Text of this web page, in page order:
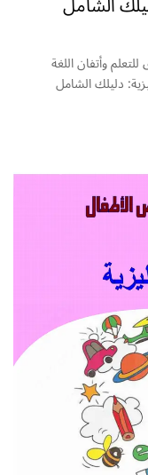
وأتفان اللغة
دليلك الشامل